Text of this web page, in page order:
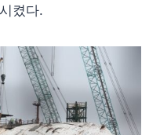
켰다.